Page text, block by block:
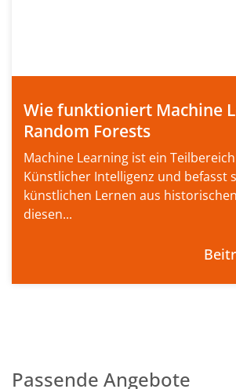
Wie funktioniert Machine
Random Forests
Machine Learning ist ein
Künstlicher Intelligenz und befasst
künstlichen Lernen aus
diesen...
Passende Angebote